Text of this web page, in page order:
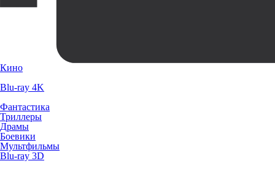
Кино
Blu-ray 4K
Фантастика
Триллеры
Драмы
Боевики
Мультфильмы
Blu-ray 3D